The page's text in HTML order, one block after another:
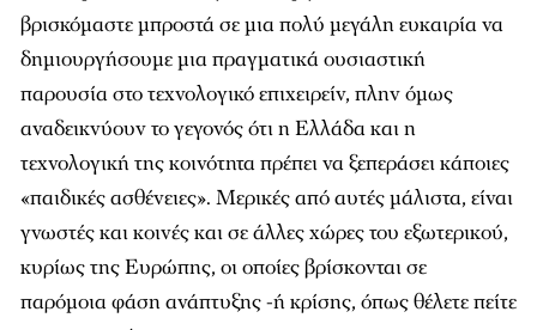
βρισκόμαστε μπροστά σε μια πολύ μεγάλη ευκαιρία να
δημιουργήσουμε μια πραγματικά ουσιαστική
παρουσία στο τεχνολογικό επιχειρείν, πλην όμως
αναδεικνύουν το γεγονός ότι η Ελλάδα και η
τεχνολογική της κοινότητα πρέπει να ξεπεράσει κάποιες
«παιδικές ασθένειες». Μερικές από αυτές μάλιστα, είναι
γνωστές και κοινές και σε άλλες χώρες του εξωτερικού,
κυρίως της Ευρώπης, οι οποίες βρίσκονται σε
παρόμοια φάση ανάπτυξης -ή κρίσης, όπως θέλετε πείτε